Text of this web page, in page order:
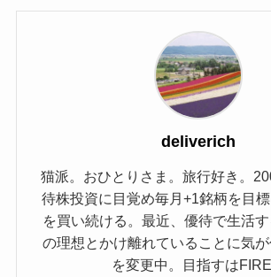
deliverich
猫派。おひとりさま。旅行好き。
待株投資に目覚め毎月+1銘柄を目
を買い続ける。最近、優待で生活
の理想とかけ離れていることに気
を変更中。目指すはFIRE